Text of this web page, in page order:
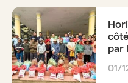
par
01/